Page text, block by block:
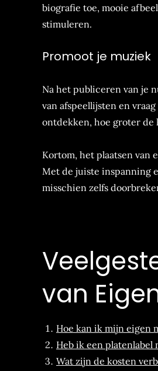
biografie toe, mooie
stimuleren.
Promoot je muziek
Na het publiceren van je
van afspeellijsten en
ontdekken, hoe groter de
Kortom, het plaatsen van
Met de juiste inspanning
misschien zelfs
van
Hoe kan ik mijn eigen
Heb ik een
Wat zijn de kosten